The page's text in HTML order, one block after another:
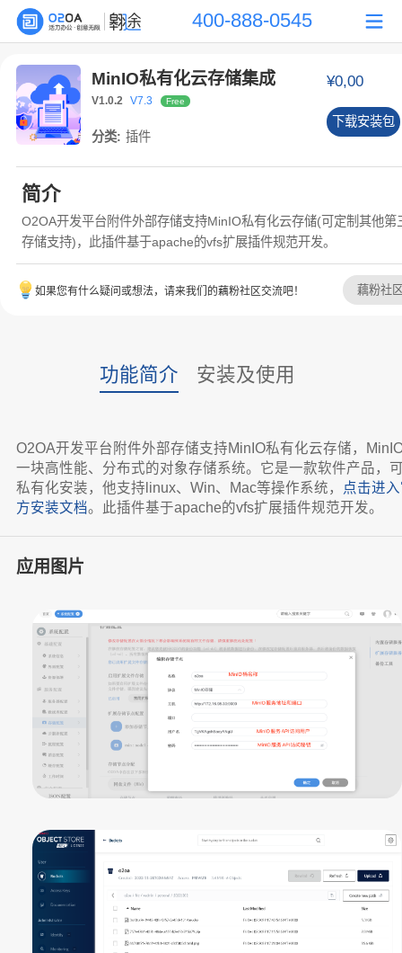
400-888-0545
MinIO私有化云存储集成
V1.0.2 V7.3 Free
分类: 插件
¥0,00
下载安装包
简介
O2OA开发平台附件外部存储支持MinIO私有化云存储(可定制其他第
存储支持)，此插件基于apache的vfs扩展插件规范开发。
如果您有什么疑问或想法，请来我们的藕粉社区交流吧！ 藕粉社
功能简介 安装及使用
O2OA开发平台附件外部存储支持MinIO私有化云存储，
一块高性能、分布式的对象存储系统。它是一款软件产品，
私有化安装，他支持linux、Win、Mac等操作系统，
点击进
方安装文档。此插件基于apache的vfs扩展插件规范开发。
应用图片